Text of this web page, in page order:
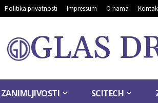
Politika privatnosti Impressum O nama
GLAS
ZANIMLJIVOSTI SCITECH